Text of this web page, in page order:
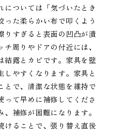
については「気づいたとき
た柔らかい布で叩くよう
りすぎると表面の凹凸が潰
周りやドアの付近には、
結露とカビです。家具を壁
やすくなります。家具と
とで、清潔な状態を維持で
て早めに補修してくださ
補修が困難になります。
けることで、張り替え直後